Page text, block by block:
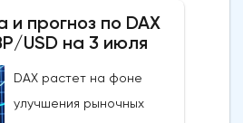
долларов США может
ослаблению в
промежуточных
на уровне 4 333/4 309
сокращением
энергетических
повышением цен на
За последний год цены
и прогноз по DAX
USD на 3 июля
DAX растет на фоне
улучшения рыночных